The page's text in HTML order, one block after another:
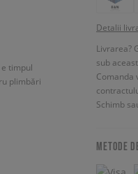
timpul
plimbări
Detalii
Livrarea?
sub
Comanda
Schimb
METODE